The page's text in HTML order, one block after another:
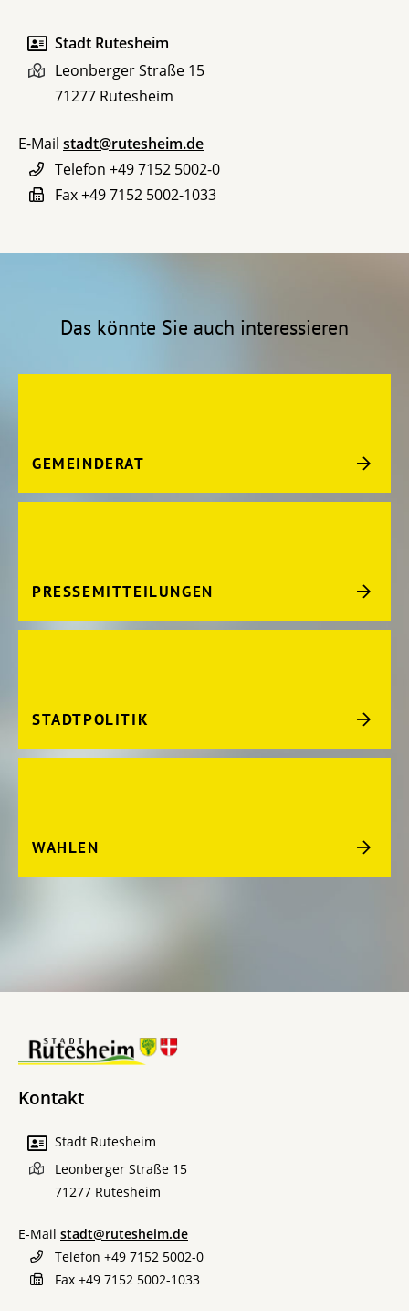
Stadt Rutesheim
Leonberger Straße 15
71277 Rutesheim
E-Mail stadt@rutesheim.de
Telefon +49 7152 5002-0
Fax+49 7152 5002-1033
Das könnte Sie auch interessieren
GEMEINDERAT
PRESSEMITTEILUNGEN
STADTPOLITIK
WAHLEN
Kontakt
Stadt Rutesheim
Leonberger Straße 15
71277 Rutesheim
E-Mail stadt@rutesheim.de
Telefon +49 7152 5002-0
Fax +49 7152 5002-1033